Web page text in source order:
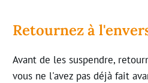
Retournez à
Avant de les suspendre,
vous ne l'avez pas déjà fait